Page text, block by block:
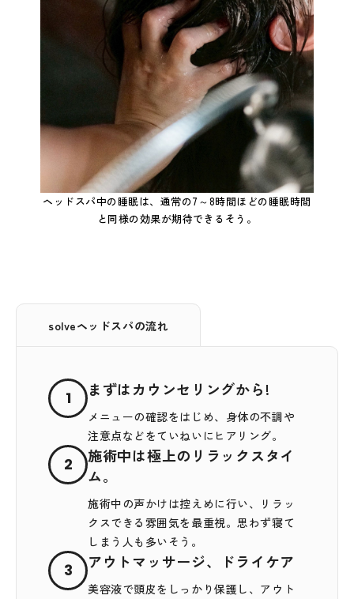
ヘッドスパ中の睡眠は、通常の7～8時間ほどの睡眠時間
と同様の効果が期待できるそう。
solveヘッドスパの流れ
1 まずはカウンセリングから!
メニューの確認をはじめ、身体の不調や
注意点などをていねいにヒアリング。
2
施術中は極上のリラックスタイ
ム。
施術中の声かけは控えめに行い、リラッ
クスできる雰囲気を最重視。思わず寝て
しまう人も多いそう。
3 アウトマッサージ、ドライケア
美容液で頭皮をしっかり保護し、アウト